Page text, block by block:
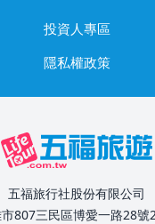
投資人專區
隱私權政策
五福旅行社股份有限公司
807三民區博愛一路28號